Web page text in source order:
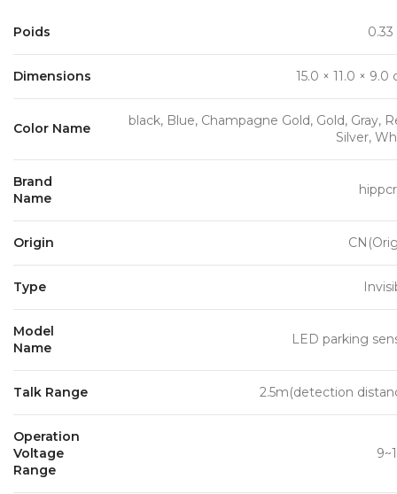
Poids
Dimensions 15.0 × 11.0 × 9.0
Color Name
black, Blue, Champagne Gold, Gold, Gray,
Silver,
Brand
Name
Origin
Type
Model
Name
LED parking
Talk Range 2.5m(detection
Operation
Voltage
Range